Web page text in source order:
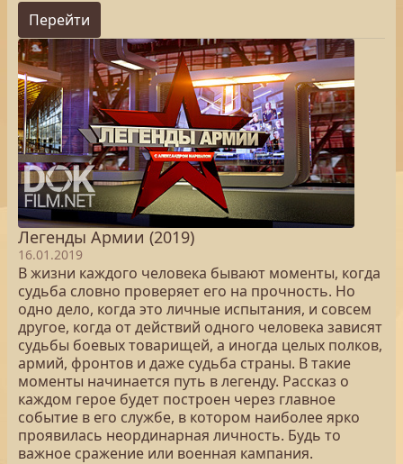
Перейти
Легенды Армии (2019)
16.01.2019
В жизни каждого человека бывают моменты, когда
судьба словно проверяет его на прочность. Но
одно дело, когда это личные испытания, и совсем
другое, когда от действий одного человека зависят
судьбы боевых товарищей, а иногда целых полков,
армий, фронтов и даже судьба страны. В такие
моменты начинается путь в легенду. Рассказ о
каждом герое будет построен через главное
событие в его службе, в котором наиболее ярко
проявилась неординарная личность. Будь то
важное сражение или военная кампания.